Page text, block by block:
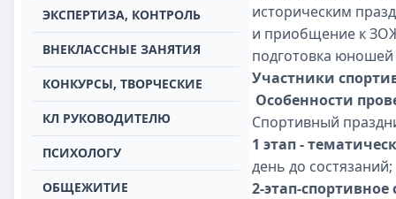
ЭКСПЕРТИЗА, КОНТРОЛЬ
ВНЕКЛАССНЫЕ ЗАНЯТИЯ
КОНКУРСЫ, ТВОРЧЕСКИЕ
КЛ РУКОВОДИТЕЛЮ
ПСИХОЛОГУ
ОБЩЕЖИТИЕ
историческим
и приобщение к
подготовка
Участники
Особенности
Спортивный
1 этап -
день до
2-этап-спортивное